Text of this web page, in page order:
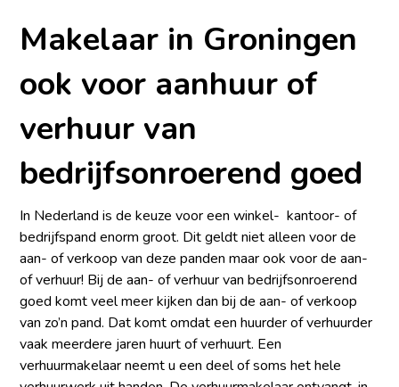
Makelaar in Groningen
ook voor aanhuur of
verhuur van
bedrijfsonroerend goed
In Nederland is de keuze voor een winkel- kantoor- of
bedrijfspand enorm groot. Dit geldt niet alleen voor de
aan- of verkoop van deze panden maar ook voor de aan-
of verhuur! Bij de aan- of verhuur van bedrijfsonroerend
goed komt veel meer kijken dan bij de aan- of verkoop
van zo’n pand. Dat komt omdat een huurder of verhuurder
vaak meerdere jaren huurt of verhuurt. Een
verhuurmakelaar neemt u een deel of soms het hele